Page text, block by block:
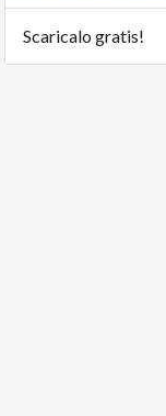
Scaricalo gratis!